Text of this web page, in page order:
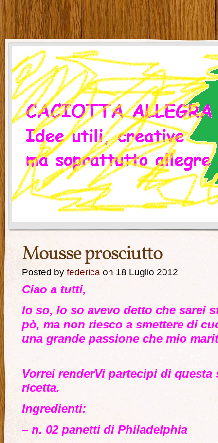
Mousse prosciutto
Posted by federica on 18 Luglio 2012
Ciao a tutti,
lo so, lo so avevo detto che sarei
pò, ma non riesco a smettere di
una grande passione che mio
Vorrei renderVi partecipi di questa
ricetta.
Ingredienti:
– n. 02 panetti di Philadelphia